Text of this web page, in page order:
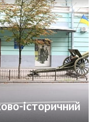
історичний